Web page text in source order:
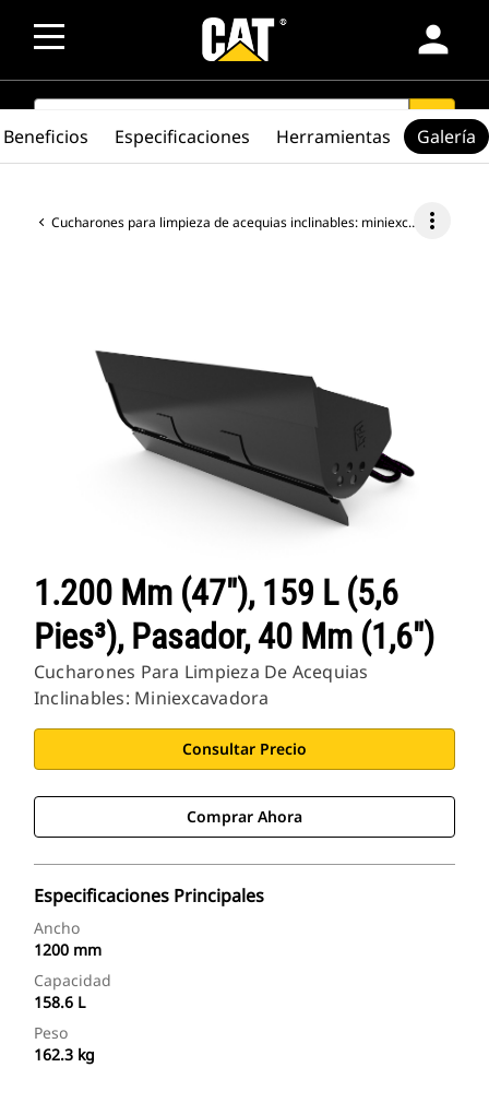
person
SEARCH search
Cucharones para limpieza de acequias inclinables: miniexcavadora more_vert
1.200 Mm (47"), 159 L (5,6
Pies³), Pasador, 40 Mm (1,6")
Cucharones Para Limpieza De Acequias
Inclinables: Miniexcavadora
Consultar Precio
Comprar Ahora
Especificaciones Principales
Ancho
1200 mm
Capacidad
158.6 L
Peso
162.3 kg
Beneficios Especificaciones Herramientas Galería